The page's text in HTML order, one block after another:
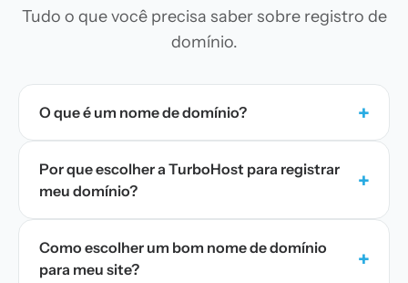
Tudo o que você precisa saber sobre registro de
domínio.
O que é um nome de domínio? +
Por que escolher a TurboHost para registrar
meu domínio?
+
Como escolher um bom nome de domínio
para meu site?
+